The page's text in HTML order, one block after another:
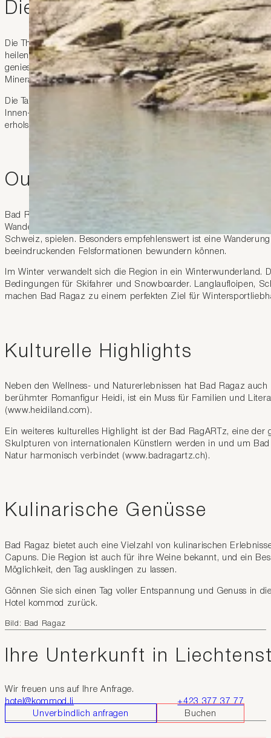
Die heilenden
Die Thermalquellen von Bad Ragaz ziehen seit Jahrhunderten
heilende Wirkung geschätzt. Heute können Gäste im Tamina
geniessen. Das Thermalwasser, das aus der Tamina-Schlucht
Mineralien und bekannt für seine entspannende und heilende
Die Tamina Therme bietet eine Vielzahl von Wellness-
Innen- und Aussenbecken über Saunen und Dampfbäder bis
erholsamen Tag benötigen. Alle Infos auf: www.taminatherme.ch
Outdoor-Aktivitäten und
Bad Ragaz liegt inmitten einer atemberaubenden
Wanderungen unternehmen, Mountainbike fahren oder eine
Schweiz, spielen. Besonders empfehlenswert ist eine
beeindruckenden Felsformationen bewundern können.
Im Winter verwandelt sich die Region in ein
Bedingungen für Skifahrer und Snowboarder. Langlaufloipen,
machen Bad Ragaz zu einem perfekten Ziel für
Kulturelle Highlights
Neben den Wellness- und Naturerlebnissen hat Bad Ragaz
berühmter Romanfigur Heidi, ist ein Muss für Familien und
(www.heidiland.com).
Ein weiteres kulturelles Highlight ist der Bad RagARTz, eine
Skulpturen von internationalen Künstlern werden in und um
Natur harmonisch verbindet (www.badragartz.ch).
Kulinarische Genüsse
Bad Ragaz bietet auch eine Vielzahl von kulinarischen
Capuns. Die Region ist auch für ihre Weine bekannt, und ein
Möglichkeit, den Tag ausklingen zu lassen.
Gönnen Sie sich einen Tag voller Entspannung und Genuss in
Hotel kommod zurück.
Bild: Bad Ragaz
Ihre Unterkunft in
Wir freuen uns auf Ihre Anfrage.
+423 377 37 77
hotel@kommod.li
Unverbindlich anfragen
Buchen